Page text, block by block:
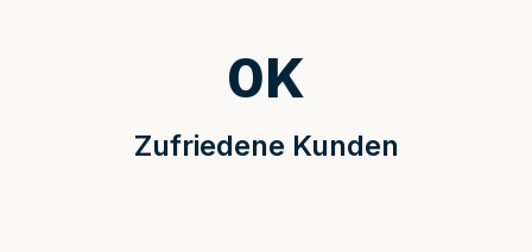
Zufriedene Kunden
0K